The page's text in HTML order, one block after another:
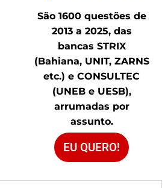
São 1600 questões de
2013 a 2025, das
bancas STRIX
(Bahiana, UNIT, ZARNS
etc.) e CONSULTEC
(UNEB e UESB),
arrumadas por
assunto.
EU QUERO!